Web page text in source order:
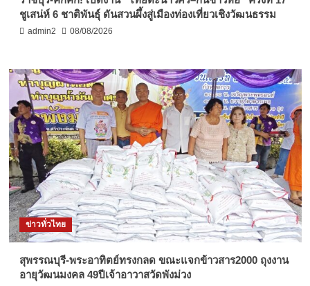
ชูเสน่ห์ 6 ชาติพันธุ์ ดันสวนผึ้งสู่เมืองท่องเที่ยวเชิงวัฒนธรรม
admin2 08/08/2026
ข่าวทั่วไทย
สุพรรณบุรี-พระอาทิตย์ทรงกลด ขณะแจกข้าวสาร2000 ถุงงาน
อายุวัฒนมงคล 49ปีเจ้าอาวาสวัดพังม่วง